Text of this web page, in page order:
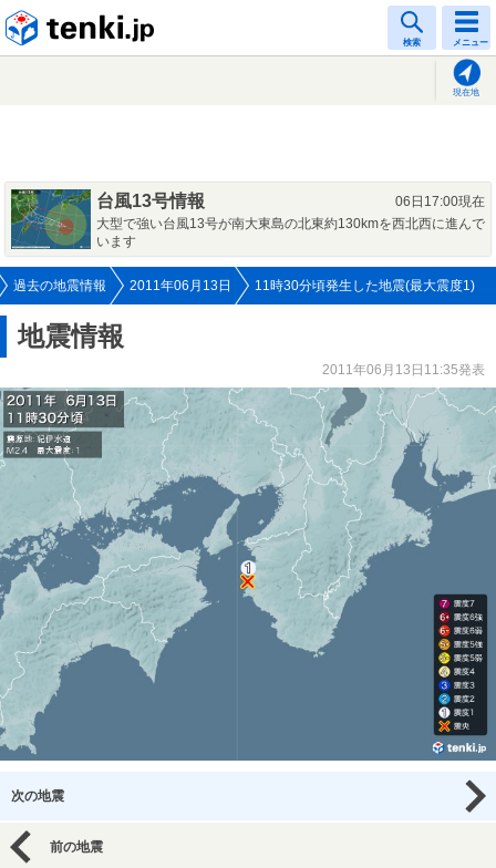
検索 メニュー
現在地
台風13号情報
06日17:00現在
大型で強い台風13号が南大東島の北東約130kmを西北西に進んで
います
過去の地震情報 2011年06月13日 11時30分頃発生した地震(最大震度1)
地震情報
2011年06月13日11:35発表
次の地震
前の地震